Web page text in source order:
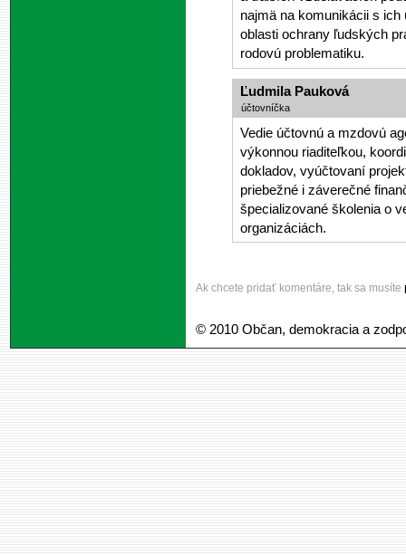
najmä na komunikácii s
oblasti ochrany ľudských
rodovú problematiku.
Ľudmila Pauková
účtovníčka
Vedie účtovnú a mzdovú
výkonnou riaditeľkou,
dokladov, vyúčtovaní
priebežné i záverečné
špecializované školenia o
organizáciách.
Ak chcete pridať komentáre, tak sa musíte
© 2010 Občan, demokracia a